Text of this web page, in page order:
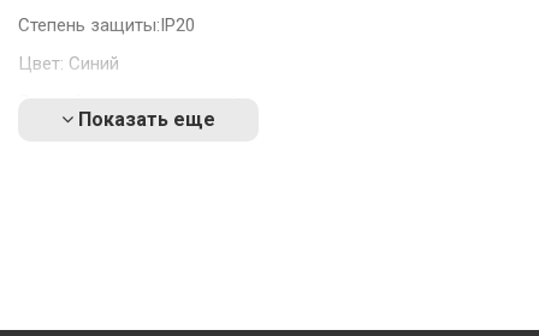
Степень защиты:IP20
Цвет: Синий
Показать еще